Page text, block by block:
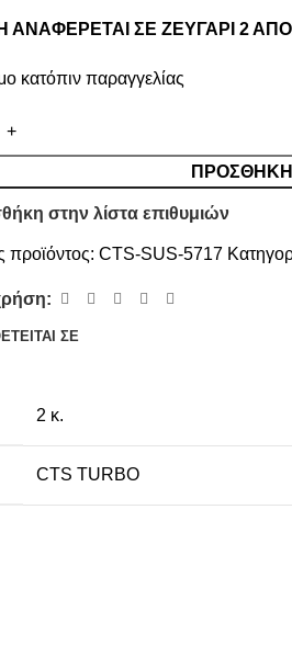
ΑΝΑΦΕΡΕΤΑΙ ΣΕ ΖΕΥΓΑΡΙ 2
κατόπιν παραγγελίας
ΠΡΟΣΘΉΚΗ
στην λίστα επιθυμιών
προϊόντος: CTS-SUS-5717
ΣΕ
2 κ.
CTS TURBO